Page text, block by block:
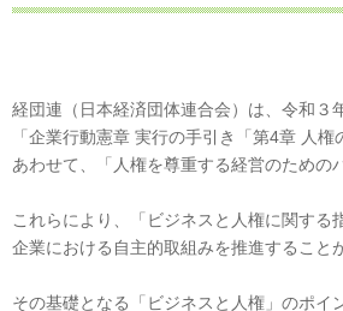
経団連（日本経済団体連合会）は、令和３
「企業行動憲章 実行の手引き「第4章 人権
あわせて、「人権を尊重する経営のための
これらにより、「ビジネスと人権に関する
企業における自主的取組みを推進すること
その基礎となる「ビジネスと人権」のポイ